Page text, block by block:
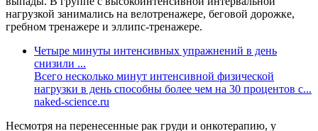
нагрузкой занимались на велотренажере, беговой дорожке,
гребном тренажере и эллипс-тренажере.
Четыре минуты интенсивных упражнений в день
снизили ...
Всего несколько минут интенсивной физической
нагрузки в день способны более чем на 30 процентов с...
naked-science.ru
Несмотря на перенесенные рак груди и онкотерапию, у